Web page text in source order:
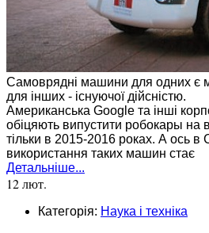
Самоврядні машини для одних є
для інших - існуючої дійсністю.
Американська Google та інші
обіцяють випустити робокары на
тільки в 2015-2016 роках. А ось в
використання таких машин стає
Детальніше...
12 лют.
Категорія: Наука і техніка